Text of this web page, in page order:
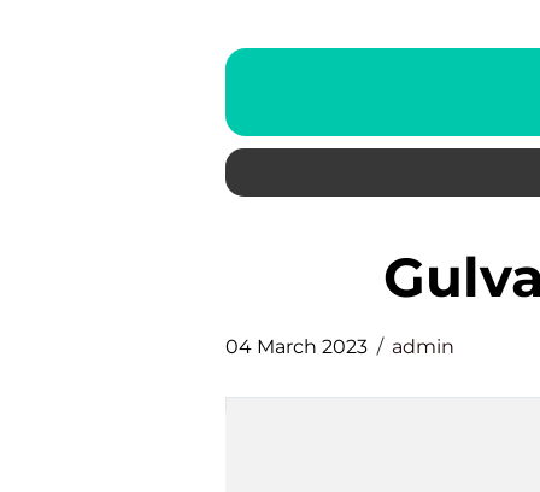
04 March 2023 admin